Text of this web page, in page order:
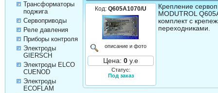
Трансформаторы
поджига
Сервоприводы
Реле давления
Приборы контроля
Электроды
GIERSCH
Электроды ELCO
CUENOD
Электроды
ECOFLAM
Код:Q605A1070/U
описание и фото
Цена: 0 у.е
Статус:
Под заказ
Крепление
MODUTROL
комплект с
переходниками.